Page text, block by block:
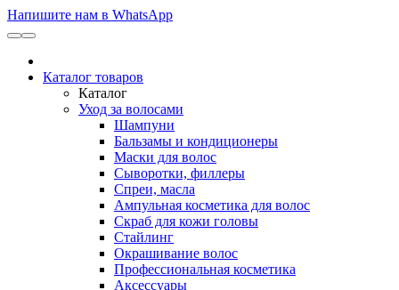
Напишите нам в WhatsApp
Каталог товаров
Каталог
Уход за волосами
Шампуни
Бальзамы и кондиционеры
Маски для волос
Сыворотки, филлеры
Спреи, масла
Ампульная косметика для волос
Скраб для кожи головы
Стайлинг
Окрашивание волос
Профессиональная косметика
Аксессуары